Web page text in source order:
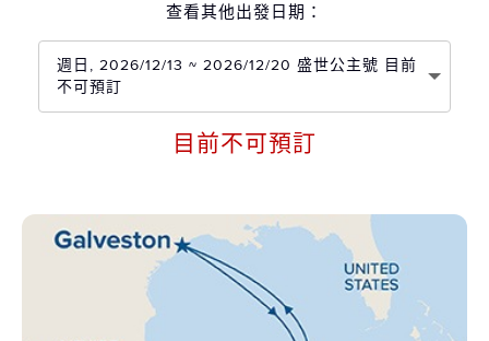
查看其他出發日期：
週日, 2026/12/13 ~ 2026/12/20 盛世公主號 目前
不可預訂
目前不可預訂